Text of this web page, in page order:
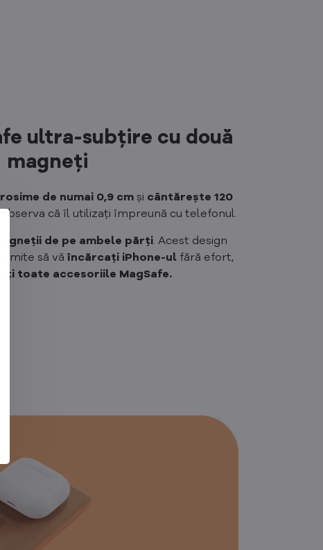
ultra-subțire cu două
magneți
de numai 0,9 cmși cântărește 120
observa că îl utilizați împreună cu telefonul.
de pe ambele părți. Acest design
să văîncărcați iPhone-ul fără efort,
toate accesoriile MagSafe.